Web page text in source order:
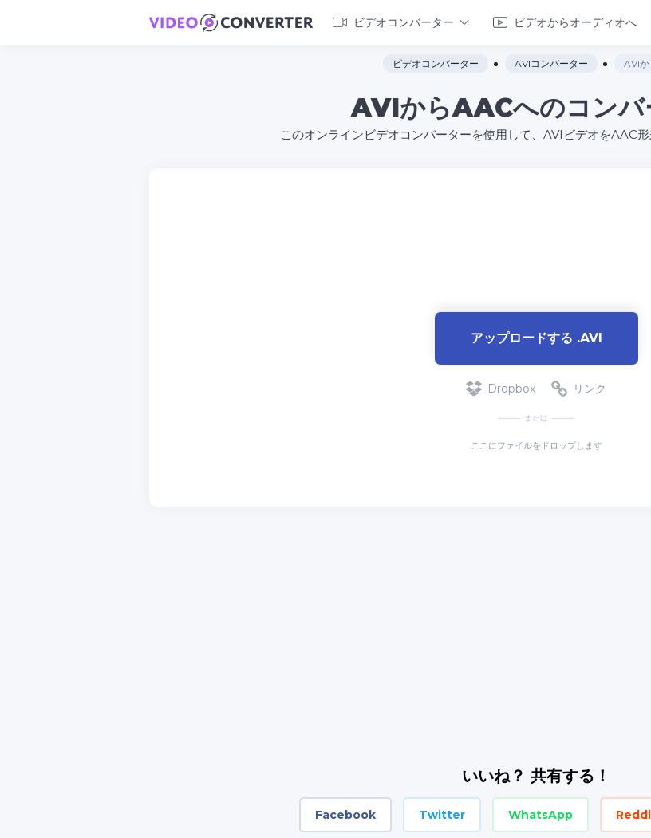
ビデオコンバーター ビデオからオーディオへ
ビデオコンバーター AVIコンバーター AVI
AVIからAACへのコンバ
このオンラインビデオコンバーターを使用して、AVIビデオをAAC形
アップロードする .AVI
Dropbox リンク
または
ここにファイルをドロップします
いいね？ 共有する！
Facebook Twitter WhatsApp